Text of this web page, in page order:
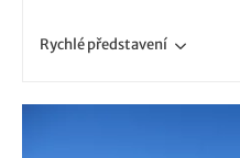
Rychlépředstavení